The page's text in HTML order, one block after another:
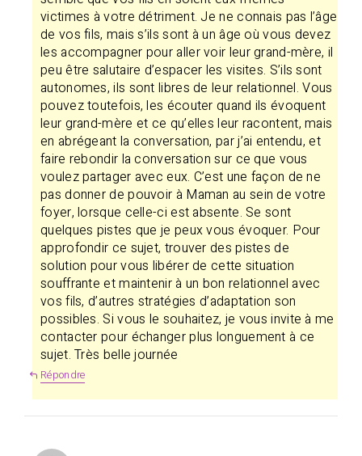
victimes à votre détriment. Je ne connais pas l’âge
de vos fils, mais s’ils sont à un âge où vous devez
les accompagner pour aller voir leur grand-mère, il
peu être salutaire d’espacer les visites. S’ils sont
autonomes, ils sont libres de leur relationnel. Vous
pouvez toutefois, les écouter quand ils évoquent
leur grand-mère et ce qu’elles leur racontent, mais
en abrégeant la conversation, par j’ai entendu, et
faire rebondir la conversation sur ce que vous
voulez partager avec eux. C’est une façon de ne
pas donner de pouvoir à Maman au sein de votre
foyer, lorsque celle-ci est absente. Se sont
quelques pistes que je peux vous évoquer. Pour
approfondir ce sujet, trouver des pistes de
solution pour vous libérer de cette situation
souffrante et maintenir à un bon relationnel avec
vos fils, d’autres stratégies d’adaptation son
possibles. Si vous le souhaitez, je vous invite à me
contacter pour échanger plus longuement à ce
sujet. Très belle journée
Répondre